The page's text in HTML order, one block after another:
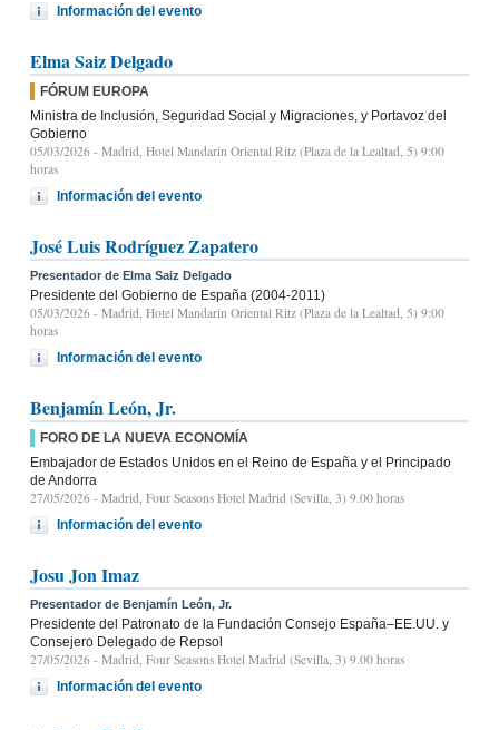
Información del evento
Elma Saiz Delgado
FÓRUM EUROPA
Ministra de Inclusión, Seguridad Social y Migraciones, y Portavoz del
Gobierno
05/03/2026 - Madrid, Hotel Mandarin Oriental Ritz (Plaza de la Lealtad, 5) 9:00
horas
Información del evento
José Luis Rodríguez Zapatero
Presentador de Elma Saiz Delgado
Presidente del Gobierno de España (2004-2011)
05/03/2026 - Madrid, Hotel Mandarin Oriental Ritz (Plaza de la Lealtad, 5) 9:00
horas
Información del evento
Benjamín León, Jr.
FORO DE LA NUEVA ECONOMÍA
Embajador de Estados Unidos en el Reino de España y el Principado
de Andorra
27/05/2026 - Madrid, Four Seasons Hotel Madrid (Sevilla, 3) 9.00 horas
Información del evento
Josu Jon Imaz
Presentador de Benjamín León, Jr.
Presidente del Patronato de la Fundación Consejo España–EE.UU. y
Consejero Delegado de Repsol
27/05/2026 - Madrid, Four Seasons Hotel Madrid (Sevilla, 3) 9.00 horas
Información del evento